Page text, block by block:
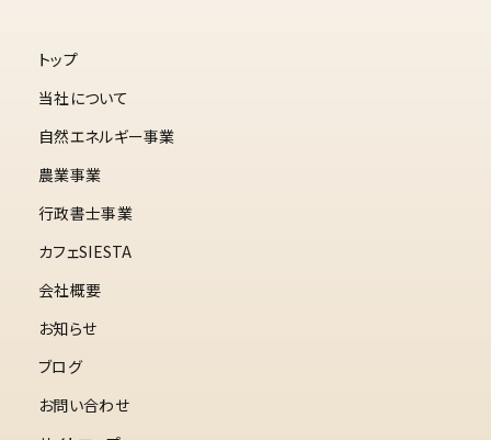
トップ
当社について
自然エネルギー事業
農業事業
行政書士事業
カフェSIESTA
会社概要
お知らせ
ブログ
お問い合わせ